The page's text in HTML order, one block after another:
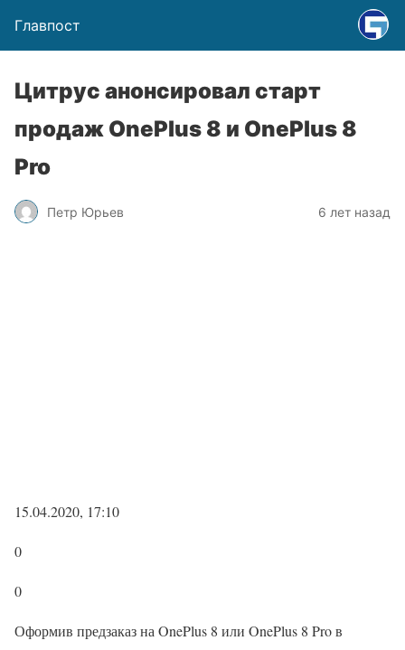
Главпост
Цитрус анонсировал старт
продаж OnePlus 8 и OnePlus 8
Pro
Петр Юрьев 6 лет назад
15.04.2020, 17:10
0
0
Оформив предзаказ на OnePlus 8 или OnePlus 8 Pro в